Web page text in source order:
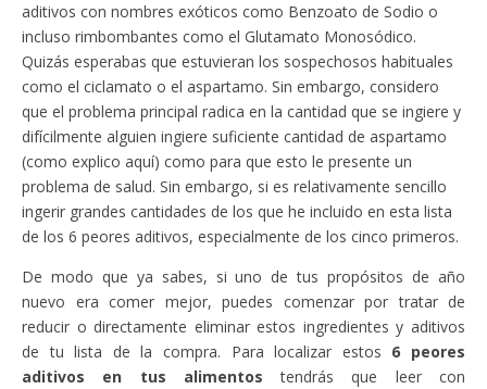
aditivos con nombres exóticos como Benzoato de Sodio o
incluso rimbombantes como el Glutamato Monosódico.
Quizás esperabas que estuvieran los sospechosos habituales
como el ciclamato o el aspartamo. Sin embargo, considero
que el problema principal radica en la cantidad que se ingiere y
difícilmente alguien ingiere suficiente cantidad de aspartamo
(como explico aquí) como para que esto le presente un
problema de salud. Sin embargo, si es relativamente sencillo
ingerir grandes cantidades de los que he incluido en esta lista
de los 6 peores aditivos, especialmente de los cinco primeros.
De modo que ya sabes, si uno de tus propósitos de año
nuevo era comer mejor, puedes comenzar por tratar de
reducir o directamente eliminar estos ingredientes y aditivos
de tu lista de la compra. Para localizar estos 6 peores
aditivos en tus alimentos tendrás que leer con